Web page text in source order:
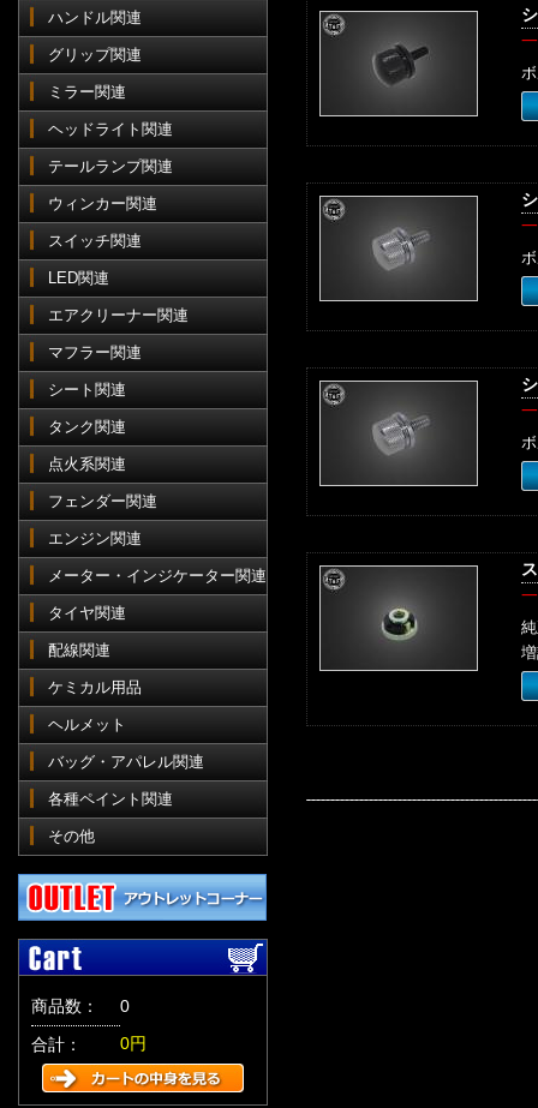
ハンドル関連
グリップ関連
ミラー関連
ヘッドライト関連
テールランプ関連
ウィンカー関連
スイッチ関連
LED関連
エアクリーナー関連
マフラー関連
シート関連
タンク関連
点火系関連
フェンダー関連
エンジン関連
メーター・インジケーター関連
タイヤ関連
配線関連
ケミカル用品
ヘルメット
バッグ・アパレル関連
各種ペイント関連
その他
商品数：
0
合計：
0円